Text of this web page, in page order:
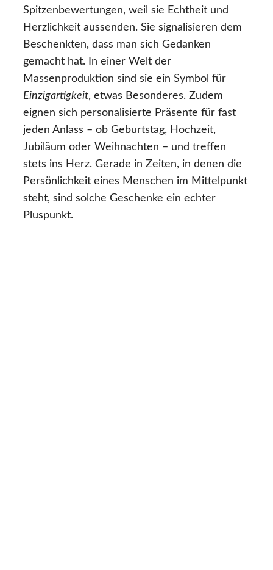
Spitzenbewertungen, weil sie Echtheit und
Herzlichkeit aussenden. Sie signalisieren dem
Beschenkten, dass man sich Gedanken
gemacht hat. In einer Welt der
Massenproduktion sind sie ein Symbol für
Einzigartigkeit, etwas Besonderes. Zudem
eignen sich personalisierte Präsente für fast
jeden Anlass – ob Geburtstag, Hochzeit,
Jubiläum oder Weihnachten – und treffen
stets ins Herz. Gerade in Zeiten, in denen die
Persönlichkeit eines Menschen im Mittelpunkt
steht, sind solche Geschenke ein echter
Pluspunkt.